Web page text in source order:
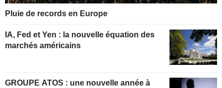
Pluie de records en Europe
IA, Fed et Yen : la nouvelle équation des
marchés américains
GROUPE ATOS : une nouvelle année à